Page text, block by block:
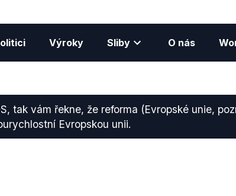
Výroky Sliby O nás
tak vám řekne, že reforma (Evropské unie,
Evropskou unii.